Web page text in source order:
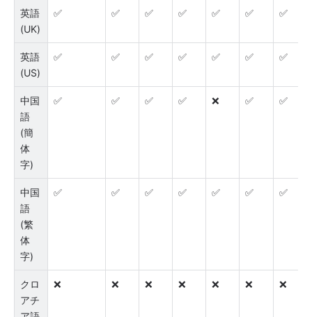
英語
(UK)
✅ ✅ ✅ ✅ ✅ ✅ ✅
英語
(US)
✅ ✅ ✅ ✅ ✅ ✅ ✅
中国
語
(簡
体
字)
✅ ✅ ✅ ✅ ❌ ✅ ✅
中国
語
(繁
体
字)
✅ ✅ ✅ ✅ ✅ ✅ ✅
クロ
アチ
❌ ❌ ❌ ❌ ❌ ❌ ❌